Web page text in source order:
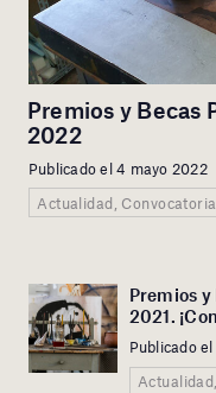
Premios y Becas
2022
Publicado el 4 mayo 2022
Actualidad,
Premios y
2021.
Publicado